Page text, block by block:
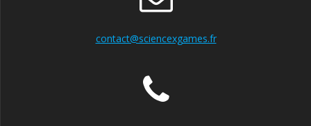
contact@sciencexgames.fr